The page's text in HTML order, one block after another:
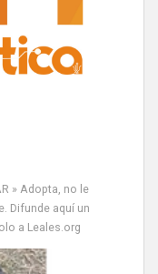
» Adopta, no le
Difunde aquí un
a Leales.org